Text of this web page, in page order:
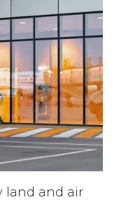
land and air